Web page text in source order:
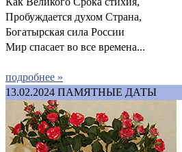
Пробуждается духом Страна,
Богатырская сила России
Мир спасает во все времена...
подробнее »
13.02.2024 ПАМЯТНЫЕ ДАТЫ